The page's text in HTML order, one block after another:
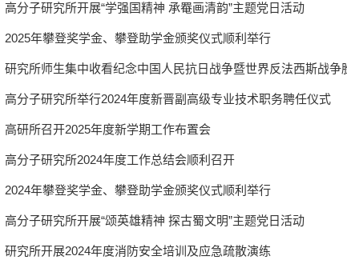
高分子研究所开展“学强国精神 承罨画清韵”主题党日活动
2025年攀登奖学金、攀登助学金颁奖仪式顺利举行
研究所师生集中收看纪念中国人民抗日战争暨世界反法西斯战争
高分子研究所举行2024年度新晋副高级专业技术职务聘任仪式
高研所召开2025年度新学期工作布置会
高分子研究所2024年度工作总结会顺利召开
2024年攀登奖学金、攀登助学金颁奖仪式顺利举行
高分子研究所开展“颂英雄精神 探古蜀文明”主题党日活动
研究所开展2024年度消防安全培训及应急疏散演练